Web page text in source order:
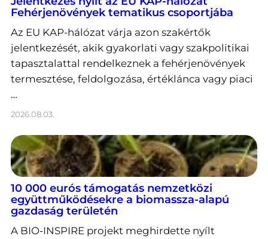
Fehérjenövények tematikus csoportjába
Az EU KAP-hálózat várja azon szakértők
jelentkezését, akik gyakorlati vagy szakpolitikai
tapasztalattal rendelkeznek a fehérjenövények
termesztése, feldolgozása, értéklánca vagy piaci
…
2026.08.03.
10 000 eurós támogatás nemzetközi
együttműködésekre a biomassza-alapú
gazdaság területén
A BIO-INSPIRE projekt meghirdette nyílt